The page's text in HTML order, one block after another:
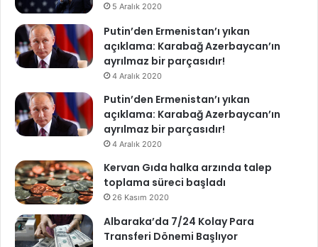
5 Aralık 2020
Putin’den Ermenistan’ı yıkan
açıklama: Karabağ Azerbaycan’ın
ayrılmaz bir parçasıdır!
4 Aralık 2020
Putin’den Ermenistan’ı yıkan
açıklama: Karabağ Azerbaycan’ın
ayrılmaz bir parçasıdır!
4 Aralık 2020
Kervan Gıda halka arzında talep
toplama süreci başladı
26 Kasım 2020
Albaraka’da 7/24 Kolay Para
Transferi Dönemi Başlıyor